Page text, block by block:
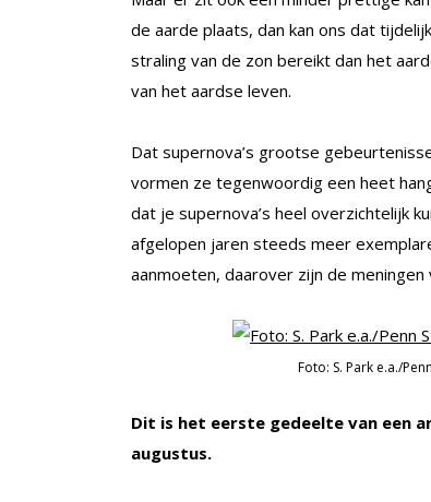
de aarde plaats, dan kan ons dat
straling van de zon bereikt dan het
van het aardse leven.
Dat supernova’s grootse
vormen ze tegenwoordig een heet
dat je supernova’s heel overzichtelijk
afgelopen jaren steeds meer
aanmoeten, daarover zijn de meningen
Foto: S. Park e.a./
Dit is het eerste gedeelte van een
augustus.